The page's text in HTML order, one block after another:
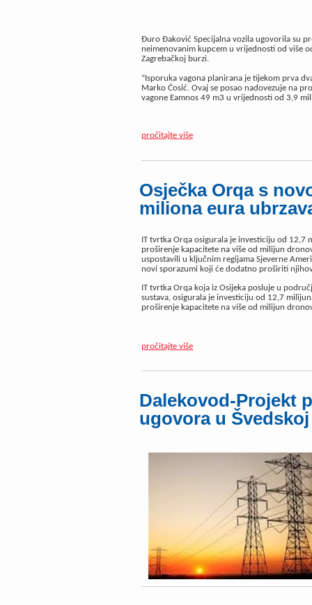
Đuro Đaković Specijalna vozila ugovorila su
neimenovanim kupcem u vrijednosti od više
Zagrebačkoj burzi.
“Isporuka vagona planirana je tijekom prva
Marko Ćosić. Ovaj se posao nadovezuje na
vagone Eamnos 49 m3 u vrijednosti od 3,9
pročitajte više
Osječka Orqa s
miliona eura
IT tvrtka Orqa osigurala je investiciju od 12,7
proširenje kapacitete na više od milijun
uspostavili u ključnim regijama Sjeverne
novi sporazumi koji će dodatno proširiti
IT tvrtka Orqa koja iz Osijeka posluje u
sustava, osigurala je investiciju od 12,7
proširenje kapacitete na više od milijun
pročitajte više
Dalekovod-Projekt
ugovora u Švedskoj